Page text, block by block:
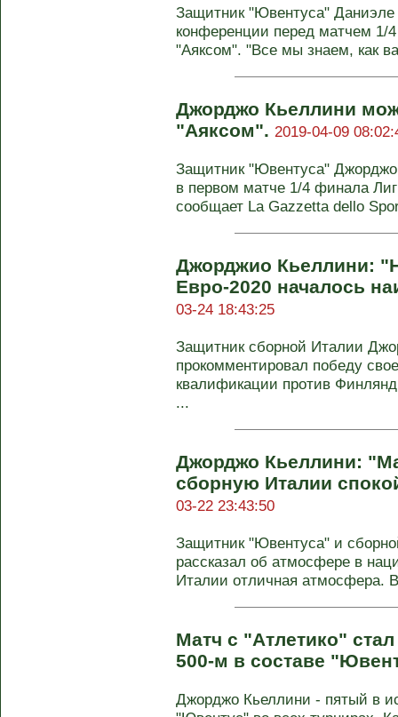
Защитник "Ювентуса" Даниэле
конференции перед матчем 1/
"Аяксом". "Все мы знаем, как
Джорджо Кьеллини
"Аяксом". 2019-04-09
Защитник "Ювентуса"
в первом матче 1/4 финала
сообщает La Gazzetta dello
Джорджио Кьеллини:
Евро-2020 началось
03-24 18:43:25
Защитник сборной Италии
прокомментировал победу
квалификации против
...
Джорджо Кьеллини:
сборную Италии
03-22 23:43:50
Защитник "Ювентуса" и
рассказал об атмосфере в
Италии отличная атмосфера.
Матч с "Атлетико"
500-м в составе
Джорджо Кьеллини - пятый в